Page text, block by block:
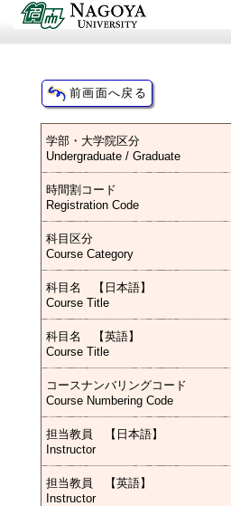
学部・大学院区分
Undergraduate / Graduate
時間割コード
Registration Code
科目区分
Course Category
科目名 【日本語】
Course Title
科目名 【英語】
Course Title
コースナンバリングコード
Course Numbering Code
担当教員 【日本語】
Instructor
担当教員 【英語】
Instructor